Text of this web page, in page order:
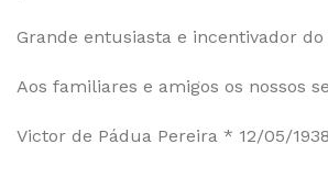
Grande entusiasta e incentivador do
Aos familiares e amigos os nossos
Victor de Pádua Pereira * 12/05/